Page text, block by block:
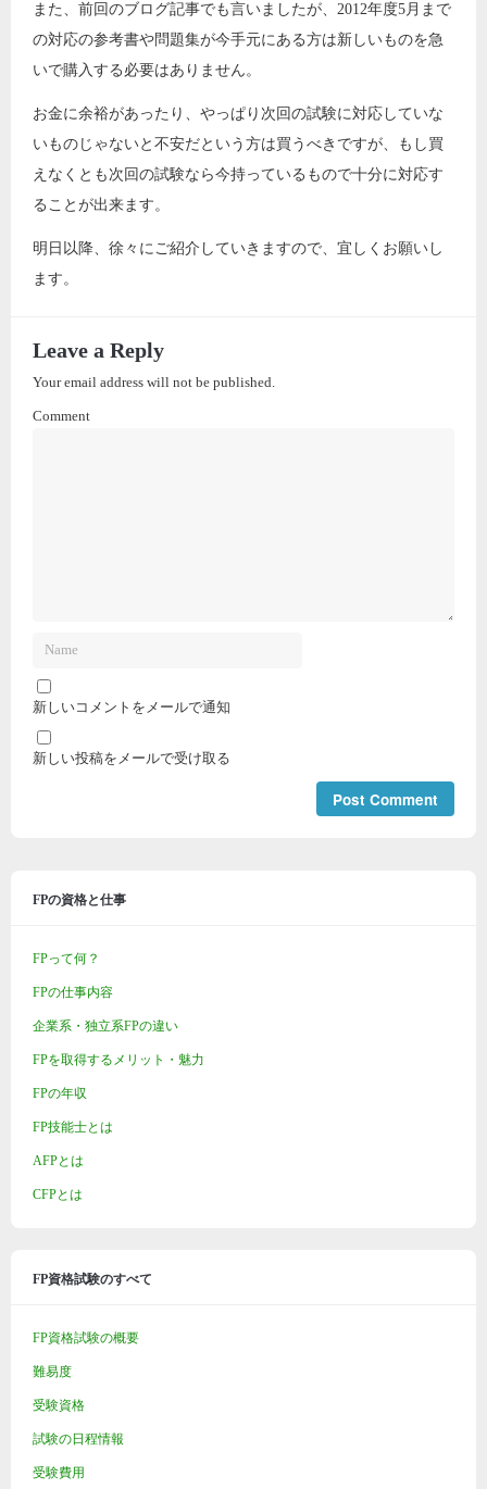
また、前回のブログ記事でも言いましたが、2012年度5月まで
の対応の参考書や問題集が今手元にある方は新しいものを急
いで購入する必要はありません。
お金に余裕があったり、やっぱり次回の試験に対応していな
いものじゃないと不安だという方は買うべきですが、もし買
えなくとも次回の試験なら今持っているもので十分に対応す
ることが出来ます。
明日以降、徐々にご紹介していきますので、宜しくお願いし
ます。
Leave a Reply
Your email address will not be published.
Comment
新しいコメントをメールで通知
新しい投稿をメールで受け取る
FPの資格と仕事
FPって何？
FPの仕事内容
企業系・独立系FPの違い
FPを取得するメリット・魅力
FPの年収
FP技能士とは
AFPとは
CFPとは
FP資格試験のすべて
FP資格試験の概要
難易度
受験資格
試験の日程情報
受験費用